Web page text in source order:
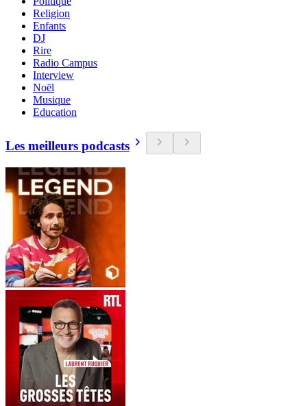
Religion
Enfants
DJ
Rire
Radio Campus
Interview
Noël
Musique
Education
Les meilleurs podcasts